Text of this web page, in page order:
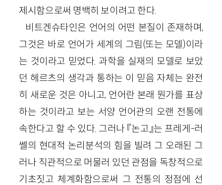
제시함으로써 명백히 보이려고 한다.
비트겐슈타인은 언어의 어떤 본질이 존재하며,
그것은 바로 언어가 세계의 그림(또는 모델)이라
는 것이라고 믿었다. 과학을 실재의 모델로 보았
던 헤르츠의 생각과 통하는 이 믿음 자체는 완전
히 새로운 것은 아니고, 언어란 본래 뭔가를 표상
하는 것이라고 보는 서양 언어관의 오랜 전통에
속한다고 할 수 있다. 그러나 『논고』는 프레게-러
쎌의 현대적 논리분석의 힘을 빌려 그 오래된 그
러나 직관적으로 머물러 있던 관점을 독창적으로
기초짓고 체계화함으로써 그 전통의 정점에 선